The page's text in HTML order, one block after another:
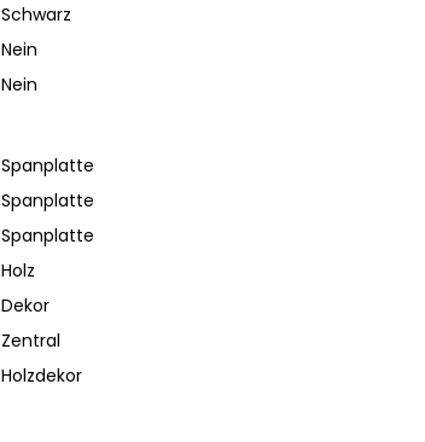
Schwarz
Nein
Nein
Spanplatte
Spanplatte
Spanplatte
Holz
Dekor
Zentral
Holzdekor